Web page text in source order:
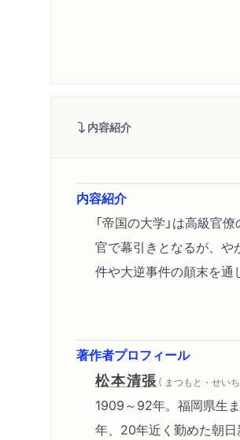
内容紹介
内容紹介
「帝国の大学」は高級
官で幕引きとなるが、
件や大逆事件の顛末を通
著作者プロフィール
松本清張（ まつもと・せいち
1909～92年。福岡県生
年、20年近く勤めた朝日